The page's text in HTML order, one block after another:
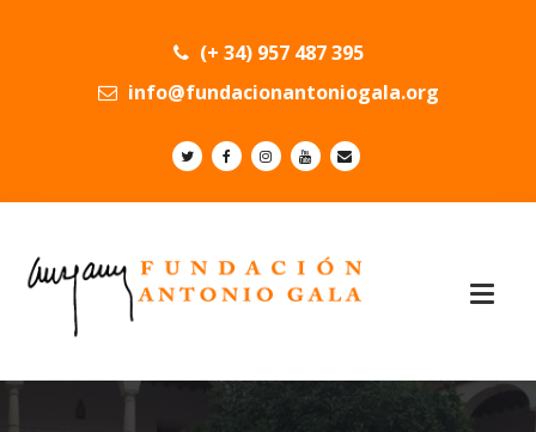
(+ 34) 957 487 395
info@fundacionantoniogala.org